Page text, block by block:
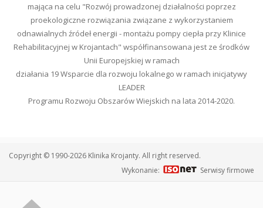
mająca na celu "Rozwój prowadzonej działalności poprzez
proekologiczne rozwiązania związane z wykorzystaniem
odnawialnych źródeł energii - montażu pompy ciepła przy Klinice
Rehabilitacyjnej w Krojantach" współfinansowana jest ze środków
Unii Europejskiej w ramach
działania 19 Wsparcie dla rozwoju lokalnego w ramach inicjatywy
LEADER
Programu Rozwoju Obszarów Wiejskich na lata 2014-2020.
Copyright © 1990-2026 Klinika Krojanty. All right reserved.
Wykonanie:
Serwisy firmowe